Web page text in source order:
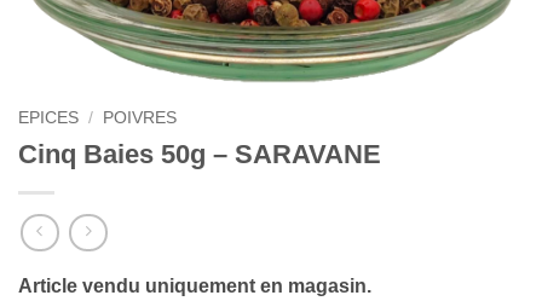
EPICES / POIVRES
Cinq Baies 50g – SARAVANE
Article vendu uniquement en magasin.